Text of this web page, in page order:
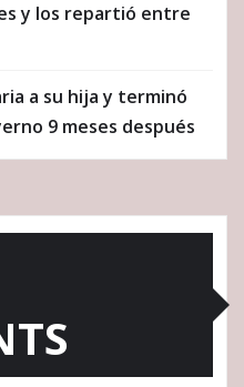
y los repartió entre
a su hija y terminó
9 meses después